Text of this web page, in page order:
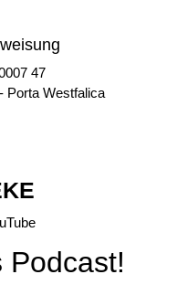
47
Porta Westfalica
Podcast!